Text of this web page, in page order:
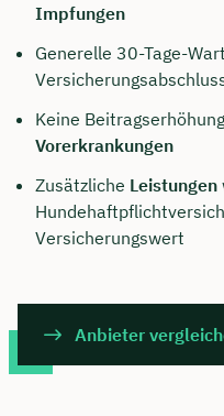
Impfungen
Generelle 30-Tage-
Keine
Vorerkrankungen
Zusätzliche Leistungen
Versicherungswert
Anbieter